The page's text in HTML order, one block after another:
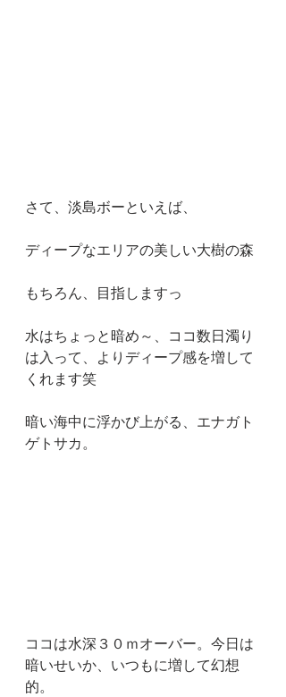
さて、淡島ボーといえば、
ディープなエリアの美しい大樹の森
もちろん、目指しますっ
水はちょっと暗め～、ココ数日濁り
は入って、よりディープ感を増して
くれます笑
暗い海中に浮かび上がる、エナガト
ゲトサカ。
ココは水深３０ｍオーバー。今日は
暗いせいか、いつもに増して幻想
的。